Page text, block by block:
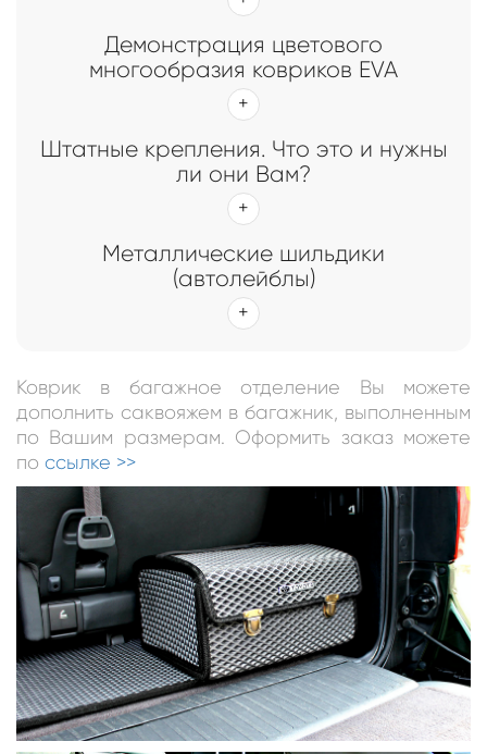
Демонстрация цветового
многообразия ковриков EVA
Штатные крепления. Что это и нужны
ли они Вам?
Металлические шильдики
(автолейблы)
Коврик в багажное отделение Вы можете
дополнить саквояжем в багажник, выполненным
по Вашим размерам. Оформить заказ можете
по ссылке >>